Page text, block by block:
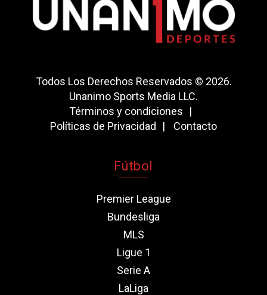
Todos Los Derechos Reservados © 2026.
Unanimo Sports Media LLC.
Términos y condiciones
Políticas de Privacidad
Contacto
Fútbol
Premier League
Bundesliga
MLS
Ligue 1
Serie A
LaLiga